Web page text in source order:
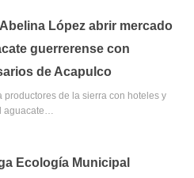
López abrir mercado
guerrerense con
de Acapulco
productores de la sierra con hoteles y
aguacate…
Ecología Municipal